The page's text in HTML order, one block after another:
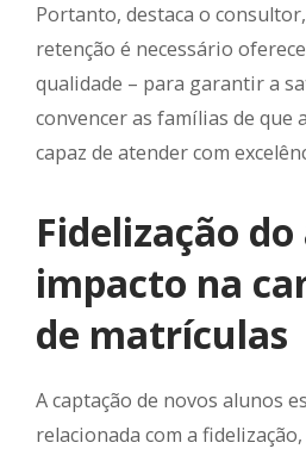
Portanto, destaca o
retenção é necessário
qualidade – para garantir a
convencer as famílias de que
capaz de atender com
Fidelização
impacto na
de matrículas
A captação de novos alunos
relacionada com a